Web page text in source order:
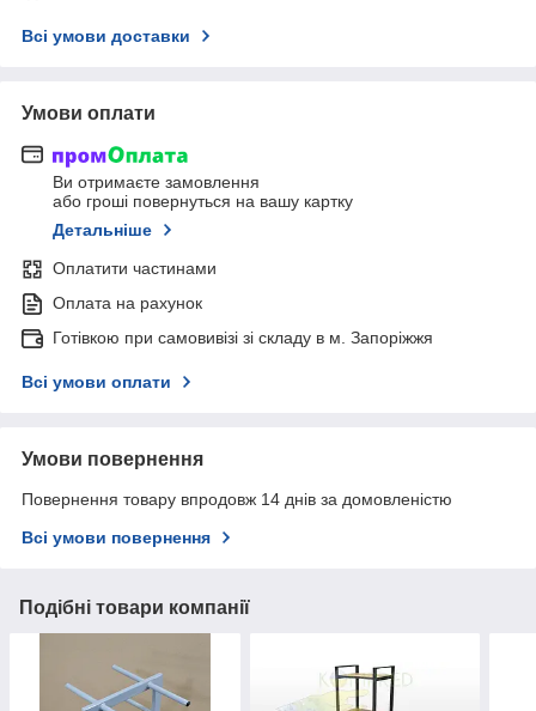
Всі умови доставки
Умови оплати
Ви отримаєте замовлення
або гроші повернуться на вашу картку
Детальніше
Оплатити частинами
Оплата на рахунок
Готівкою при самовивізі зі складу в м. Запоріжжя
Всі умови оплати
Умови повернення
Повернення товару впродовж 14 днів за домовленістю
Всі умови повернення
Подібні товари компанії